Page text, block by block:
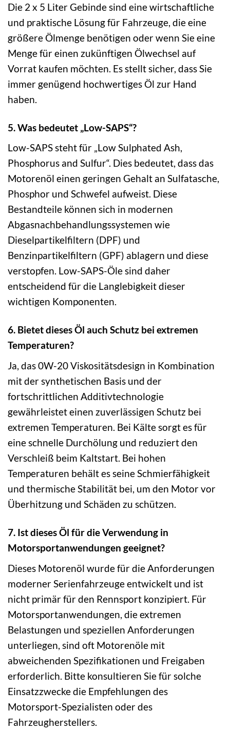
Die 2 x 5 Liter Gebinde sind eine wirtschaftliche
und praktische Lösung für Fahrzeuge, die eine
größere Ölmenge benötigen oder wenn Sie eine
Menge für einen zukünftigen Ölwechsel auf
Vorrat kaufen möchten. Es stellt sicher, dass Sie
immer genügend hochwertiges Öl zur Hand
haben.
5. Was bedeutet „Low-SAPS“?
Low-SAPS steht für „Low Sulphated Ash,
Phosphorus and Sulfur“. Dies bedeutet, dass das
Motorenöl einen geringen Gehalt an Sulfatasche,
Phosphor und Schwefel aufweist. Diese
Bestandteile können sich in modernen
Abgasnachbehandlungssystemen wie
Dieselpartikelfiltern (DPF) und
Benzinpartikelfiltern (GPF) ablagern und diese
verstopfen. Low-SAPS-Öle sind daher
entscheidend für die Langlebigkeit dieser
wichtigen Komponenten.
6. Bietet dieses Öl auch Schutz bei extremen
Temperaturen?
Ja, das 0W-20 Viskositätsdesign in Kombination
mit der synthetischen Basis und der
fortschrittlichen Additivtechnologie
gewährleistet einen zuverlässigen Schutz bei
extremen Temperaturen. Bei Kälte sorgt es für
eine schnelle Durchölung und reduziert den
Verschleiß beim Kaltstart. Bei hohen
Temperaturen behält es seine Schmierfähigkeit
und thermische Stabilität bei, um den Motor vor
Überhitzung und Schäden zu schützen.
7. Ist dieses Öl für die Verwendung in
Motorsportanwendungen geeignet?
Dieses Motorenöl wurde für die Anforderungen
moderner Serienfahrzeuge entwickelt und ist
nicht primär für den Rennsport konzipiert. Für
Motorsportanwendungen, die extremen
Belastungen und speziellen Anforderungen
unterliegen, sind oft Motorenöle mit
abweichenden Spezifikationen und Freigaben
erforderlich. Bitte konsultieren Sie für solche
Einsatzzwecke die Empfehlungen des
Motorsport-Spezialisten oder des
Fahrzeugherstellers.